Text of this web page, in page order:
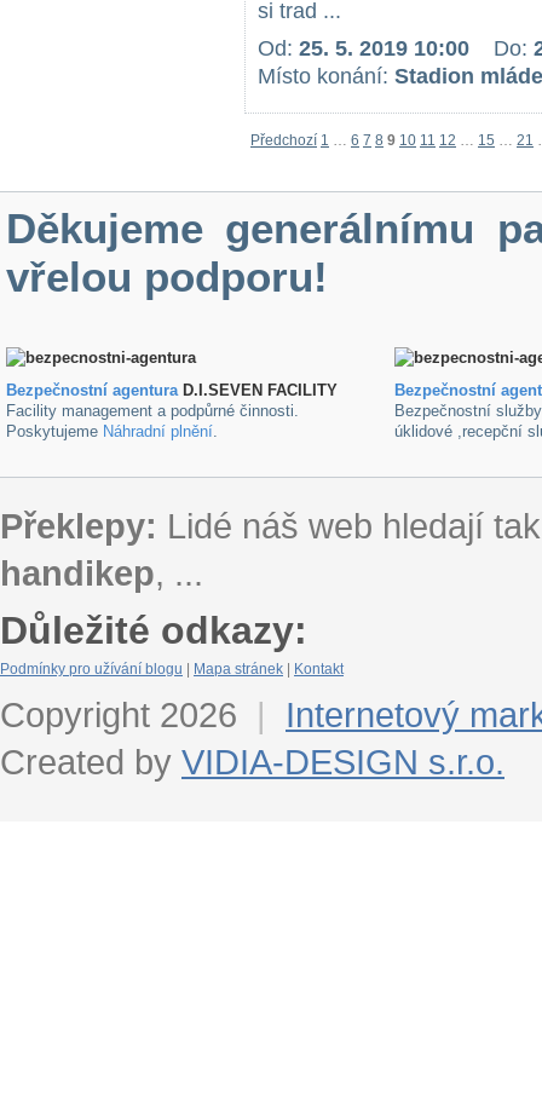
si trad ...
Od: 25. 5. 2019 10:00 Do:
Místo konání: Stadion
Předchozí 1 … 6 7 8 9 10 11 12 … 15 … 21
Děkujeme generálnímu
vřelou podporu!
Bezpečnostní agenturaD.I.SEVEN FACILITY
Facility management a podpůrné činnosti.
Poskytujeme Náhradní plnění.
Bezpečnostní
Bezpečnostní
úklidové ,recepční
Překlepy: Lidé náš web hledají
handikep, ...
Důležité odkazy:
Podmínky pro užívání blogu Mapa stránek Kontakt
Copyright 2026 |
Internetový
Created by VIDIA-DESIGN s.r.o.